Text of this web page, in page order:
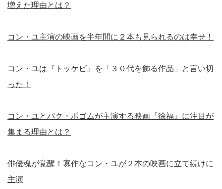
増えた理由とは？
コン・ユ主演の映画を半年間に２本も見られるのは幸せ！
コン・ユは『トッケビ』を「３０代を飾る作品」と言い切
った！
コン・ユとパク・ボゴムが主演する映画『徐福』に注目が
集まる理由とは？
俳優魂が覚醒！寡作なコン・ユが２本の映画に立て続けに
主演